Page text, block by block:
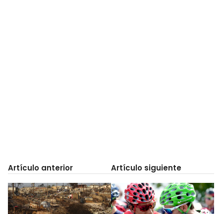
Artículo anterior Artículo siguiente